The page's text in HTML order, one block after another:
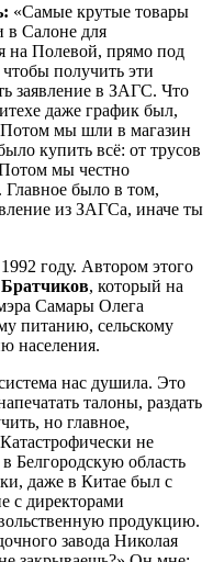
«Самые крутые товары
в Салоне для
на Полевой, прямо под
получить эти
заявление в ЗАГС. Что
даже график был,
Потом мы шли в магазин
купить всё: от трусов
мы честно
Главное было в том,
из ЗАГСа, иначе ты
году. Автором этого
, который на
Самары Олега
питанию, сельскому
населения.
нас душила. Это
талоны, раздать
но главное,
не
Белгородскую область
даже в Китае был с
с директорами
продукцию.
завода Николая